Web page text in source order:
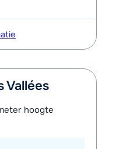
Vallées
hoogte